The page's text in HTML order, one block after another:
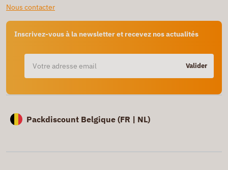
Nous contacter
Inscrivez-vous à la newsletter et recevez nos actualités
Valider
Packdiscount Belgique (FR | NL)